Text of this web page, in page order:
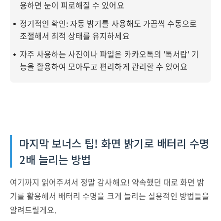
용하면 눈이 피로해질 수 있어요
정기적인 확인: 자동 밝기를 사용해도 가끔씩 수동으로
조절해서 최적 상태를 유지하세요
자주 사용하는 사진이나 파일은 카카오톡의 '톡서랍' 기
능을 활용하여 모아두고 편리하게 관리할 수 있어요
마지막 보너스 팁! 화면 밝기로 배터리 수명
2배 늘리는 방법
여기까지 읽어주셔서 정말 감사해요! 약속했던 대로 화면 밝
기를 활용해서 배터리 수명을 크게 늘리는 실용적인 방법들을
알려드릴게요.